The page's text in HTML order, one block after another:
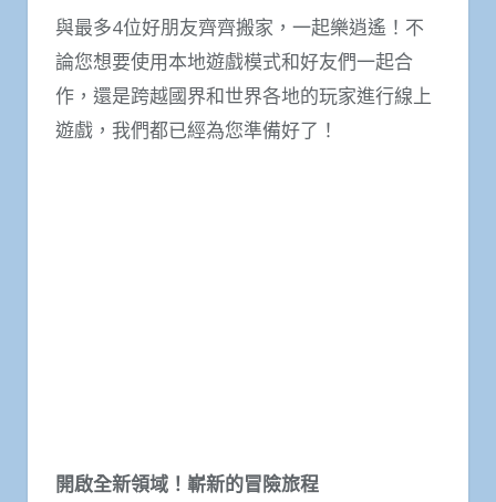
與最多4位好朋友齊齊搬家，一起樂逍遙！不
論您想要使用本地遊戲模式和好友們一起合
作，還是跨越國界和世界各地的玩家進行線上
遊戲，我們都已經為您準備好了！
開啟全新領域！嶄新的冒險旅程